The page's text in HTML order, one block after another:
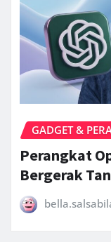
GADGET &
Perangkat
Bergerak